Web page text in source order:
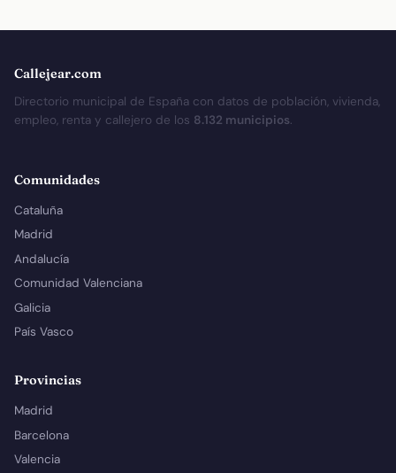
Callejear.com
Directorio municipal de España con datos de población, vivienda,
empleo, renta y callejero de los 8.132 municipios.
Comunidades
Cataluña
Madrid
Andalucía
Comunidad Valenciana
Galicia
País Vasco
Provincias
Madrid
Barcelona
Valencia